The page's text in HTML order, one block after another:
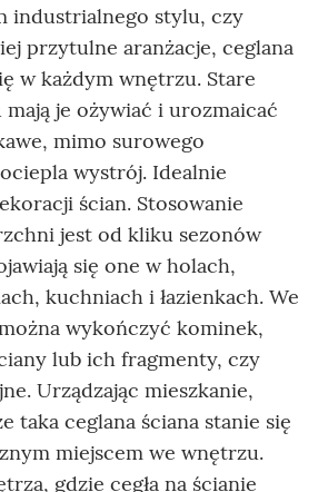
industrialnego stylu, czy
przytulne aranżacje, ceglana
w każdym wnętrzu. Stare
mają je ożywiać i urozmaicać
mimo surowego
wystrój. Idealnie
ścian. Stosowanie
jest od kliku sezonów
się one w holach,
kuchniach i łazienkach. We
wykończyć kominek,
lub ich fragmenty, czy
Urządzając mieszkanie,
taka ceglana ściana stanie się
miejscem we wnętrzu.
gdzie cegła na ścianie